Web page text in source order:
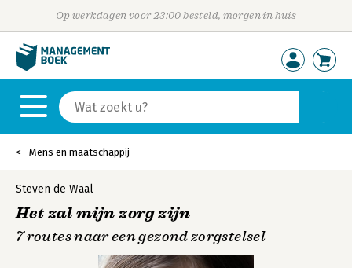
Op werkdagen voor 23:00 besteld, morgen in huis
Mens en maatschappij
Steven de Waal
Het zal mijn zorg zijn
7 routes naar een gezond zorgstelsel